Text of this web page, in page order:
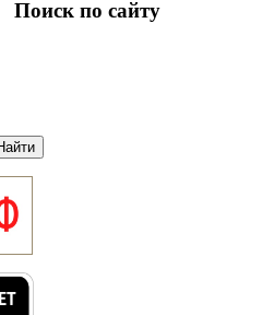
Поиск по сайту